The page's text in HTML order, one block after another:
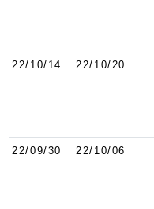
22/10/14 22/10/20
22/09/30 22/10/06